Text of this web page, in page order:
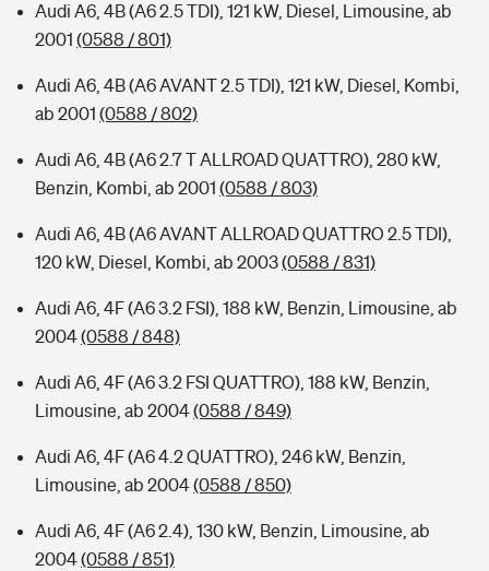
Audi A6, 4B (A6 2.5 TDI), 121 kW, Diesel, Limousine, ab
2001 (0588 / 801)
Audi A6, 4B (A6 AVANT 2.5 TDI), 121 kW, Diesel, Kombi,
ab 2001 (0588 / 802)
Audi A6, 4B (A6 2.7 T ALLROAD QUATTRO), 280 kW,
Benzin, Kombi, ab 2001 (0588 / 803)
Audi A6, 4B (A6 AVANT ALLROAD QUATTRO 2.5 TDI),
120 kW, Diesel, Kombi, ab 2003(0588 / 831)
Audi A6, 4F (A6 3.2 FSI), 188 kW, Benzin, Limousine, ab
2004(0588 / 848)
Audi A6, 4F (A6 3.2 FSI QUATTRO), 188 kW, Benzin,
Limousine, ab 2004(0588 / 849)
Audi A6, 4F (A6 4.2 QUATTRO), 246 kW, Benzin,
Limousine, ab 2004(0588 / 850)
Audi A6, 4F (A6 2.4), 130 kW, Benzin, Limousine, ab
2004(0588 / 851)